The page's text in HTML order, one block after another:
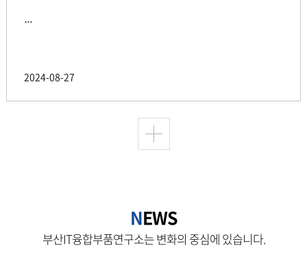
...
2024-08-27
NEWS
부산IT융합부품연구소는 변화의 중심에 있습니다.